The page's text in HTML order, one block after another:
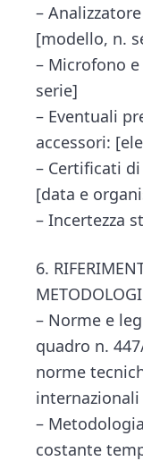
–
[modello, n.
– Microfono
serie]
– Eventuali
accessori:
– Certificati
[data e
– Incertezza
6.
– Norme e
quadro n.
norme
–
costante